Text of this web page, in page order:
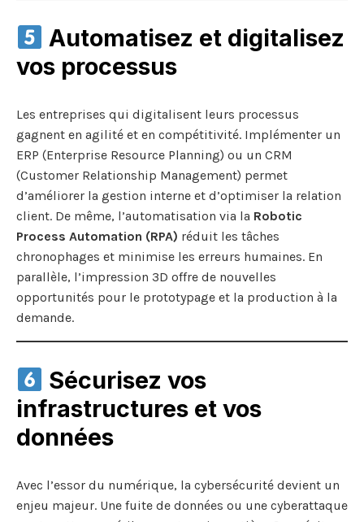
Automatisez et digitalisez
vos processus
Les entreprises qui digitalisent leurs processus
gagnent en agilité et en compétitivité. Implémenter un
ERP (Enterprise Resource Planning) ou un CRM
(Customer Relationship Management) permet
d’améliorer la gestion interne et d’optimiser la relation
client. De même, l’automatisation via la Robotic
Process Automation (RPA) réduit les tâches
chronophages et minimise les erreurs humaines. En
parallèle, l’impression 3D offre de nouvelles
opportunités pour le prototypage et la production à la
demande.
Sécurisez vos
infrastructures et vos
données
Avec l’essor du numérique, la cybersécurité devient un
enjeu majeur. Une fuite de données ou une cyberattaque